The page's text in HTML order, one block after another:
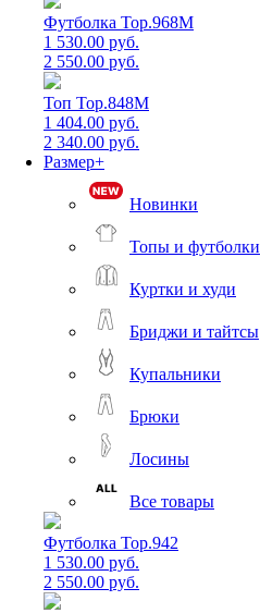
Футболка Top.968M
1 530.00 руб.
2 550.00 руб.
Топ Top.848M
1 404.00 руб.
2 340.00 руб.
Размер+
Новинки
Топы и футболки
Куртки и худи
Бриджи и тайтсы
Купальники
Брюки
Лосины
Все товары
Футболка Top.942
1 530.00 руб.
2 550.00 руб.